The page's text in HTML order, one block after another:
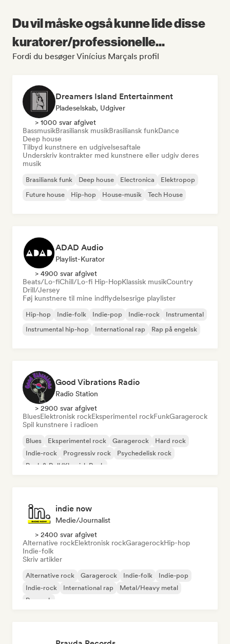
Du vil måske også kunne lide disse
kuratorer/professionelle...
Fordi du besøger Vinícius Marçals profil
Dreamers Island Entertainment
Pladeselskab, Udgiver
> 1000 svar afgivet
BassmusikBrasiliansk musikBrasiliansk funkDance
Deep house
Tilbyd kunstnere en udgivelsesaftale
Underskriv kontrakter med kunstnere eller udgiv deres
musik
Brasiliansk funk Deep house Electronica
Elektropop
Future house
Hip-hop House-musik Tech House
ADAD Audio
Playlist-Kurator
> 4900 svar afgivet
Beats/Lo-fiChill/Lo-fi Hip-HopKlassisk musikCountry
Drill/Jersey
Føj kunstnere til mine indflydelsesrige playlister
Hip-hop Indie-folk Indie-pop Indie-rock
Instrumental
Instrumental hip-hop
International rap Rap på engelsk
Good Vibrations Radio
Radio Station
> 2900 svar afgivet
BluesElektronisk rockEksperimentel rockFunkGaragerock
Spil kunstnere i radioen
Blues Eksperimentel rock Garagerock
Hard rock
Indie-rock
Progressiv rock
Psychedelisk rock
Rock & Roll/Klassisk Rock
indie now
Medie/journalist
> 2400 svar afgivet
Alternative rockElektronisk rockGaragerockHip-hop
Indie-folk
Skriv artikler
Alternative rock Garagerock Indie-folk
Indie-pop
Indie-rock
International rap
Metal/Heavy metal
Poprock